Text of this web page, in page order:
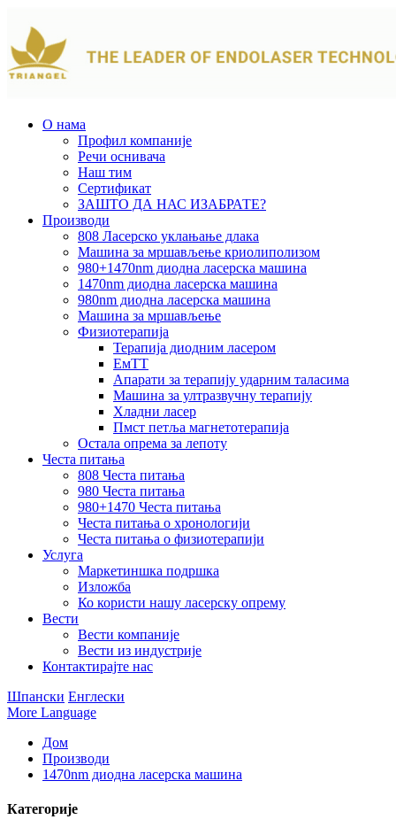
О нама
Профил компаније
Речи оснивача
Наш тим
Сертификат
ЗАШТО ДА НАС ИЗАБРАТЕ?
Производи
808 Ласерско уклањање длака
Машина за мршављење криолиполизом
980+1470nm диодна ласерска машина
1470nm диодна ласерска машина
980nm диодна ласерска машина
Машина за мршављење
Физиотерапија
Терапија диодним ласером
ЕмТТ
Апарати за терапију ударним таласима
Машина за ултразвучну терапију
Хладни ласер
Пмст петља магнетотерапија
Остала опрема за лепоту
Честа питања
808 Честа питања
980 Честа питања
980+1470 Честа питања
Честа питања о хронологији
Честа питања о физиотерапији
Услуга
Маркетиншка подршка
Изложба
Ко користи нашу ласерску опрему
Вести
Вести компаније
Вести из индустрије
Контактирајте нас
Шпански Енглески
More Language
Дом
Производи
1470nm диодна ласерска машина
Категорије